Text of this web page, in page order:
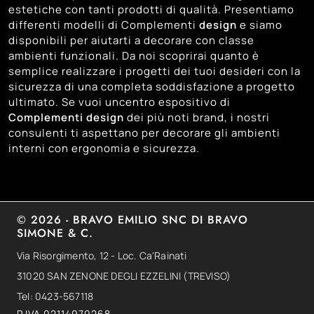
Vicenza 92
estetiche con tanti prodotti di qualità. Presentiamo
differenti modelli di Complementi design e siamo
disponibili per aiutarti a decorare con classe
ambienti funzionali. Da noi scoprirai quanto è
semplice realizzare i progetti dei tuoi desideri con la
sicurezza di una completa soddisfazione a progetto
ultimato. Se vuoi uncentro espositivo di
Complementi design dei più noti brand, i nostri
consulenti ti aspettano per decorare gli ambienti
interni con ergonomia e sicurezza.
© 2026 - BRAVO EMILIO SNC DI BRAVO
SIMONE & C.
Via Risorgimento, 12 - Loc. Ca'Rainati
31020 SAN ZENONE DEGLI EZZELINI (TREVISO)
Tel: 0423-567118